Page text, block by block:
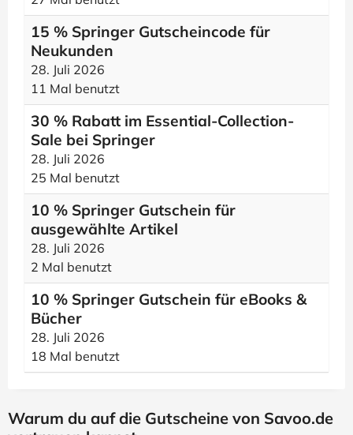
15 % Springer Gutscheincode für
Neukunden
28. Juli 2026
11 Mal benutzt
30 % Rabatt im Essential-Collection-
Sale bei Springer
28. Juli 2026
25 Mal benutzt
10 % Springer Gutschein für
ausgewählte Artikel
28. Juli 2026
2 Mal benutzt
10 % Springer Gutschein für eBooks &
Bücher
28. Juli 2026
18 Mal benutzt
Warum du auf die Gutscheine von Savoo.de